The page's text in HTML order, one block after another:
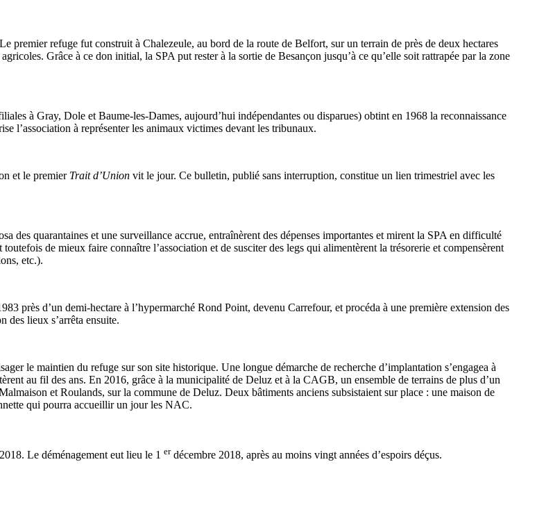
premier refuge fut construit à Chalezeule, au bord de la route de Belfort, sur un terrain de près de deux hectares
Grâce à ce don initial, la SPA put rester à la sortie de Besançon jusqu’à ce qu’elle soit rattrapée par la zone
à Gray, Dole et Baume-les-Dames, aujourd’hui indépendantes ou disparues) obtint en 1968 la reconnaissance
l’association à représenter les animaux victimes devant les tribunaux.
et le premier Trait d’Union vit le jour. Ce bulletin, publié sans interruption, constitue un lien trimestriel avec les
des quarantaines et une surveillance accrue, entraînèrent des dépenses importantes et mirent la SPA en difficulté
de mieux faire connaître l’association et de susciter des legs qui alimentèrent la trésorerie et compensèrent
etc.).
près d’un demi-hectare à l’hypermarché Rond Point, devenu Carrefour, et procéda à une première extension des
des lieux s’arrêta ensuite.
le maintien du refuge sur son site historique. Une longue démarche de recherche d’implantation s’engagea à
au fil des ans. En 2016, grâce à la municipalité de Deluz et à la CAGB, un ensemble de terrains de plus d’un
et Roulands, sur la commune de Deluz. Deux bâtiments anciens subsistaient sur place : une maison de
qui pourra accueillir un jour les NAC.
Le déménagement eut lieu le 1 erdécembre 2018, après au moins vingt années d’espoirs déçus.